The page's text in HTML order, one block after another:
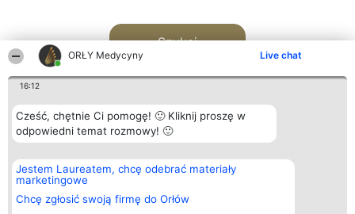
ORŁY Medycyny Live chat
16:12
Cześć, chętnie Ci pomogę! 🙂 Kliknij proszę w
odpowiedni temat rozmowy! 🙂
Jestem Laureatem, chcę odebrać materiały
marketingowe
Chcę zgłosić swoją firmę do Orłów
Szukaj
Organizator plebiscytu
Bright Side Solutions sp. z o.
o. sp. k.
ul. Ruska 22
Wrocław 50-079
Plebiscyt
Laureaci
wszystkich
Laureatów
Kontakt
Kontakt